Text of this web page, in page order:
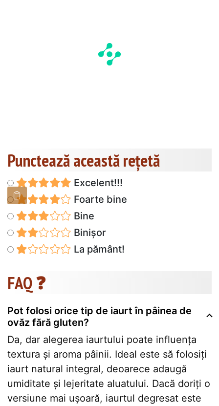
Punctează această reţetă
Excelent!!!
Foarte bine
Bine
Binișor
La pământ!
FAQ ❓
Pot folosi orice tip de iaurt în pâinea de
ovăz fără gluten?
Da, dar alegerea iaurtului poate influența
textura și aroma pâinii. Ideal este să folosiți
iaurt natural integral, deoarece adaugă
umiditate și lejeritate aluatului. Dacă doriți o
versiune mai ușoară, iaurtul degresat este